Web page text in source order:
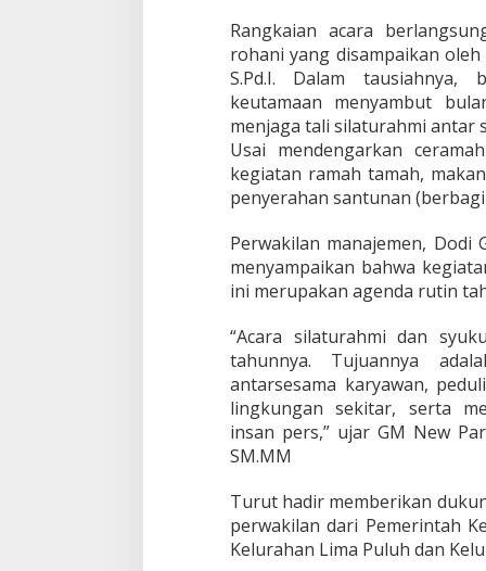
N
e
w
H
o
l
y
o
o
A
d
k
n
S
a
t
u
n
d
a
n
Rangkaian acara
rohani yang disampaikan oleh
S.Pd.I. Dalam tausiahnya,
keutamaan menyambut
menjaga tali silaturahmi antar
Usai mendengarkan
kegiatan ramah tamah,
penyerahan santunan
Perwakilan manajemen, Dodi
menyampaikan bahwa
ini merupakan agenda rutin
“Acara silaturahmi dan
tahunnya. Tujuannya
antarsesama karyawan,
lingkungan sekitar, serta
insan pers,” ujar GM New
SM.MM
Turut hadir memberikan
perwakilan dari Pemerintah
Kelurahan Lima Puluh dan